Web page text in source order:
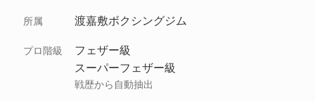
所属 渡嘉敷ボクシングジム
プロ階級
フェザー級
スーパーフェザー級
戦歴から自動抽出